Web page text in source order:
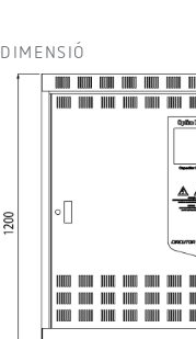
DIMENSIÓ